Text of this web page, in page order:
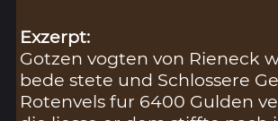
Exzerpt:
Gotzen vogten von Rieneck
bede stete und Schlossere
Rotenvels fur 6400 Gulden